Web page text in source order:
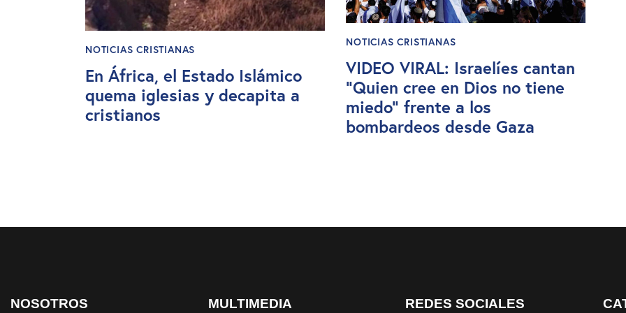
NOTICIAS CRISTIANAS
En África, el Estado Islámico
quema iglesias y decapita a
cristianos
NOTICIAS CRISTIANAS
VIDEO VIRAL: Israelíes cantan
“Quien cree en Dios no tiene
miedo” frente a los
bombardeos desde Gaza
NOSOTROS MULTIMEDIA REDES SOCIALES